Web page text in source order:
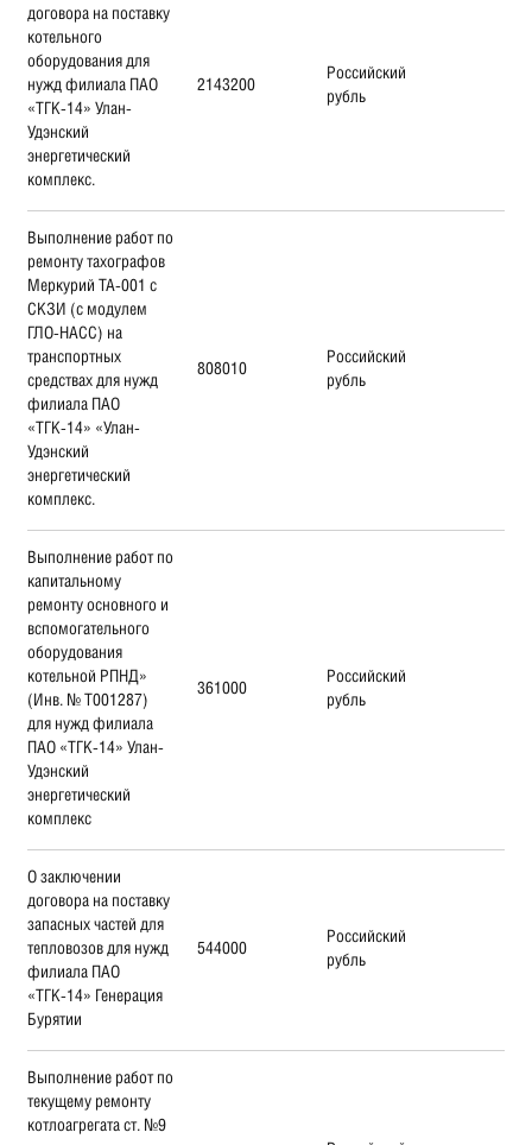
договора на поставку
котельного
оборудования для
нужд филиала ПАО
«ТГК-14» Улан-
Удэнский
энергетический
комплекс.
2143200
Российский
рубль
Выполнение работ по
ремонту тахографов
Меркурий TA-001 c
СКЗИ (с модулем
ГЛО-НАСС) на
транспортных
средствах для нужд
филиала ПАО
«ТГК-14» «Улан-
Удэнский
энергетический
комплекс.
808010
Российский
рубль
Выполнение работ по
капитальному
ремонту основного и
вспомогательного
оборудования
котельной РПНД»
(Инв. № Т001287)
для нужд филиала
ПАО «ТГК-14» Улан-
Удэнский
энергетический
комплекс
361000
Российский
рубль
О заключении
договора на поставку
запасных частей для
тепловозов для нужд
филиала ПАО
«ТГК-14» Генерация
Бурятии
544000
Российский
рубль
Выполнение работ по
текущему ремонту
котлоагрегата ст. №9